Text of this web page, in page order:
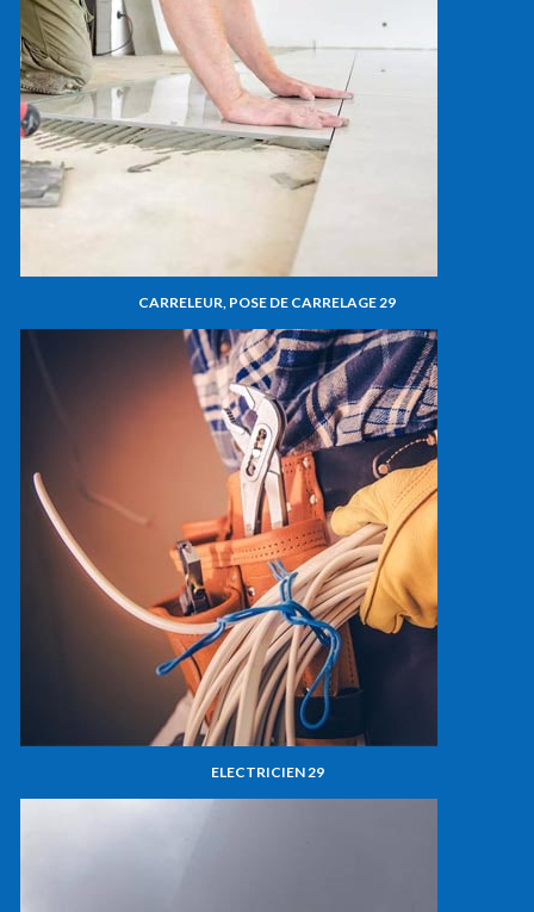
CARRELEUR, POSE DE CARRELAGE 29
ELECTRICIEN 29